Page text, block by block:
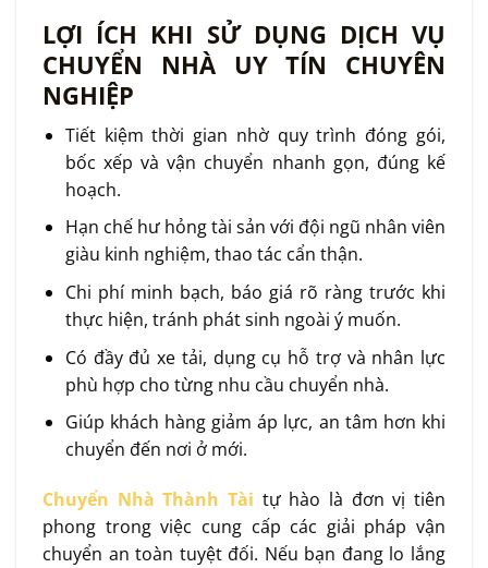
LỢI ÍCH KHI SỬ DỤNG DỊCH VỤ
CHUYỂN NHÀ UY TÍN CHUYÊN
NGHIỆP
Tiết kiệm thời gian nhờ quy trình đóng gói,
bốc xếp và vận chuyển nhanh gọn, đúng kế
hoạch.
Hạn chế hư hỏng tài sản với đội ngũ nhân viên
giàu kinh nghiệm, thao tác cẩn thận.
Chi phí minh bạch, báo giá rõ ràng trước khi
thực hiện, tránh phát sinh ngoài ý muốn.
Có đầy đủ xe tải, dụng cụ hỗ trợ và nhân lực
phù hợp cho từng nhu cầu chuyển nhà.
Giúp khách hàng giảm áp lực, an tâm hơn khi
chuyển đến nơi ở mới.
Chuyển Nhà Thành Tài tự hào là đơn vị tiên
phong trong việc cung cấp các giải pháp vận
chuyển an toàn tuyệt đối. Nếu bạn đang lo lắng